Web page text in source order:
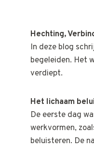
Hechting,
In deze blog
begeleiden. Het
verdiept.
Het lichaam
De eerste dag
werkvormen,
beluisteren. De